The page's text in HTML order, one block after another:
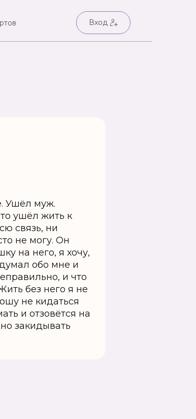
Вход
Ушёл муж.
ушёл жить к
связь, ни
не могу. Он
на него, я хочу,
обо мне и
и что
без него я не
не кидаться
и отзовётся на
закидывать